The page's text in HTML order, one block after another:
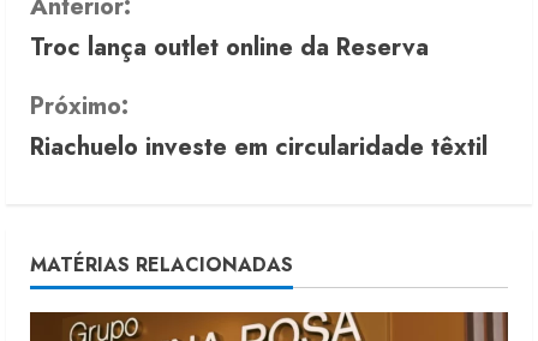
C
o
n
t
n
u
Anterior:
Troc lança outlet online da Reserva
Próximo:
Riachuelo investe em circularidade têxtil
MATÉRIAS RELACIONADAS